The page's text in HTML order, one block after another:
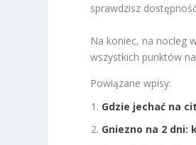
sprawdzisz
Na koniec, na nocleg
wszystkich punktów
Powiązane wpisy:
Gdzie jechać na
Gniezno na 2